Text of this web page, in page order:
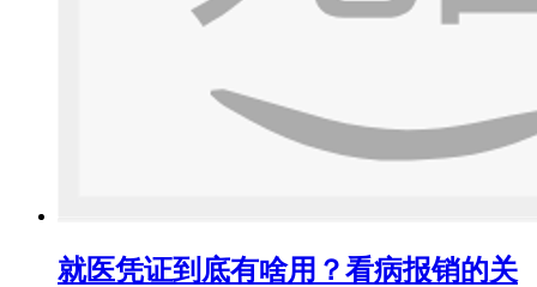
就医凭证到底有啥用？看病报销的关